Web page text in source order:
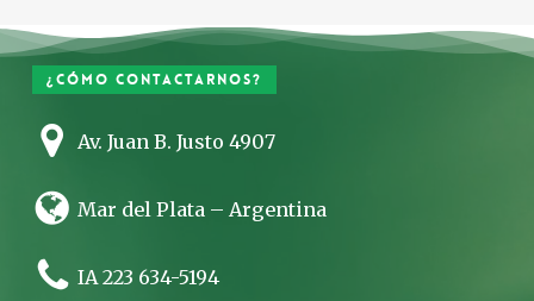
¿Cómo contactarnos?
Av. Juan B. Justo 4907
Mar del Plata – Argentina
IA 223 634-5194